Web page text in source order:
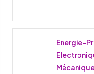
Energie-